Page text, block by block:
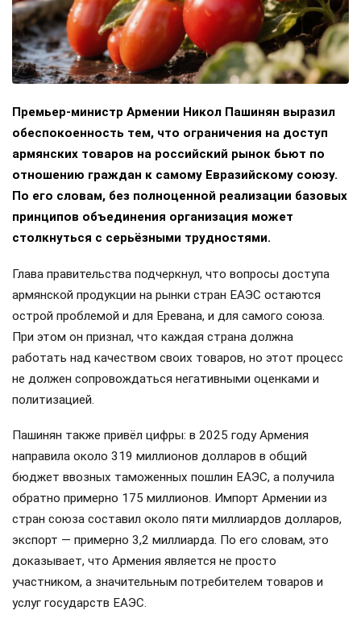
Премьер-министр Армении Никол Пашинян выразил
обеспокоенность тем, что ограничения на доступ
армянских товаров на российский рынок бьют по
отношению граждан к самому Евразийскому союзу.
По его словам, без полноценной реализации базовых
принципов объединения организация может
столкнуться с серьёзными трудностями.
Глава правительства подчеркнул, что вопросы доступа
армянской продукции на рынки стран ЕАЭС остаются
острой проблемой и для Еревана, и для самого союза.
При этом он признал, что каждая страна должна
работать над качеством своих товаров, но этот процесс
не должен сопровождаться негативными оценками и
политизацией.
Пашинян также привёл цифры: в 2025 году Армения
направила около 319 миллионов долларов в общий
бюджет ввозных таможенных пошлин ЕАЭС, а получила
обратно примерно 175 миллионов. Импорт Армении из
стран союза составил около пяти миллиардов долларов,
экспорт — примерно 3,2 миллиарда. По его словам, это
доказывает, что Армения является не просто
участником, а значительным потребителем товаров и
услуг государств ЕАЭС.